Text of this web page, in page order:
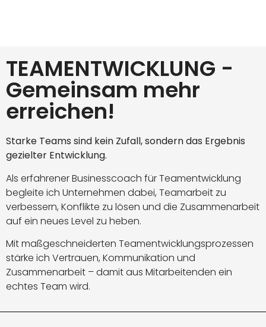
TEAMENTWICKLUNG -
Gemeinsam mehr
erreichen!
Starke Teams sind kein Zufall, sondern das Ergebnis
gezielter Entwicklung.
Als erfahrener Businesscoach für Teamentwicklung
begleite ich Unternehmen dabei, Teamarbeit zu
verbessern, Konflikte zu lösen und die Zusammenarbeit
auf ein neues Level zu heben.
Mit maßgeschneiderten Teamentwicklungsprozessen
stärke ich Vertrauen, Kommunikation und
Zusammenarbeit – damit aus Mitarbeitenden ein
echtes Team wird.